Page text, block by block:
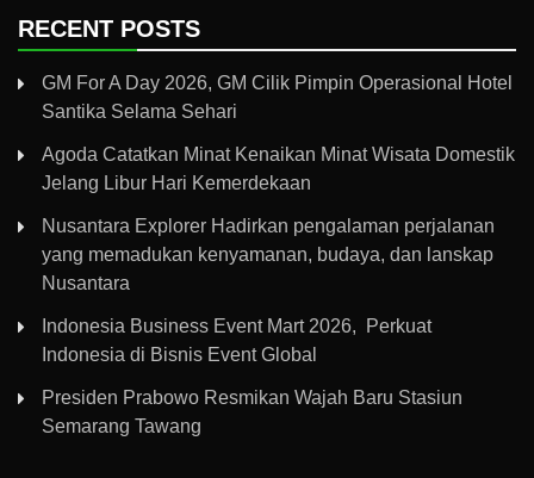
RECENT POSTS
GM For A Day 2026, GM Cilik Pimpin Operasional Hotel
Santika Selama Sehari
Agoda Catatkan Minat Kenaikan Minat Wisata Domestik
Jelang Libur Hari Kemerdekaan
Nusantara Explorer Hadirkan pengalaman perjalanan
yang memadukan kenyamanan, budaya, dan lanskap
Nusantara
Indonesia Business Event Mart 2026, Perkuat
Indonesia di Bisnis Event Global
Presiden Prabowo Resmikan Wajah Baru Stasiun
Semarang Tawang